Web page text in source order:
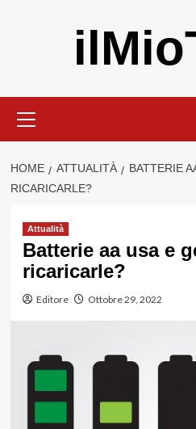
principale
HOME ATTUALITÀ
BATTERIE
RICARICARLE?
Attualità
Batterie aa usa e
ricaricarle?
Editore Ottobre 29, 2022